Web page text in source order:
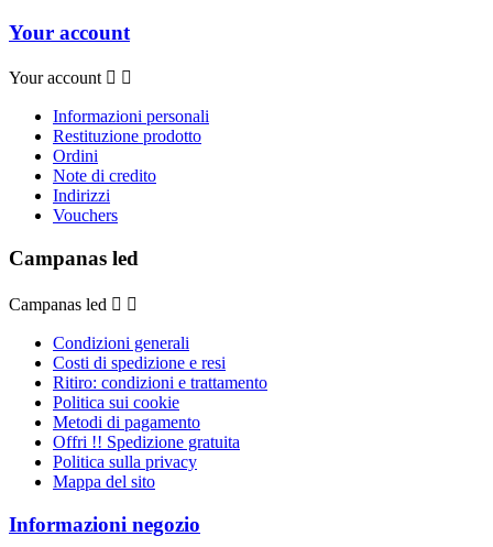
Your account
Your account  
Informazioni personali
Restituzione prodotto
Ordini
Note di credito
Indirizzi
Vouchers
Campanas led
Campanas led  
Condizioni generali
Costi di spedizione e resi
Ritiro: condizioni e trattamento
Politica sui cookie
Metodi di pagamento
Offri !! Spedizione gratuita
Politica sulla privacy
Mappa del sito
Informazioni negozio